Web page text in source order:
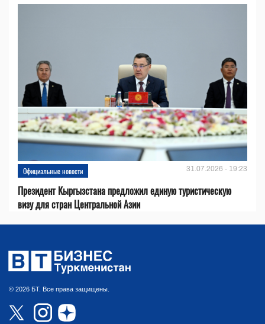
Официальные новости 31.07.2026 - 19:23
Президент Кыргызстана предложил единую туристическую
визу для стран Центральной Азии
© 2026 БТ. Все права защищены.